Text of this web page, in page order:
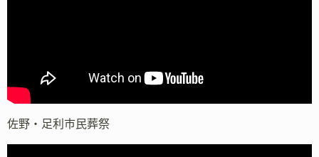
佐野・足利市民葬祭